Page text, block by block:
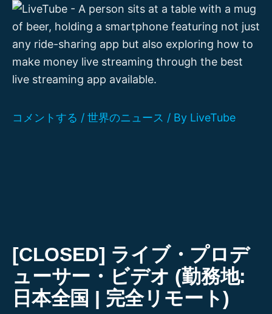
コメントする / 世界のニュース / By LiveTube
[CLOSED] ライブ・プロデ
ューサー・ビデオ (勤務地:
日本全国 | 完全リモート)